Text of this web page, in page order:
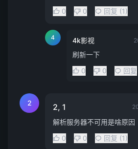
0
0 回复 (1)
4 4k影视
刷新一下
0
0 回复
2 2, 1
解析服务器不可用是啥原因
0
0 回复 (1)